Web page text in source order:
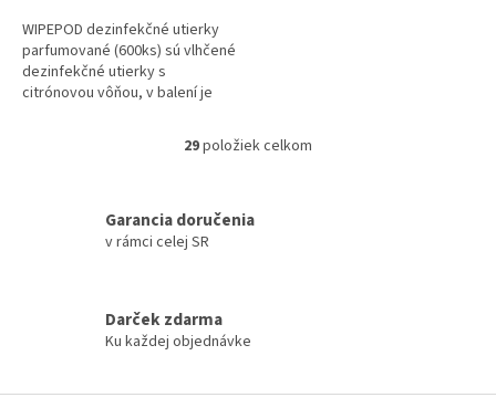
WIPEPOD dezinfekčné utierky
parfumované (600ks) sú vlhčené
dezinfekčné utierky s
citrónovou vôňou, v balení je
a vírusy v priebehu niekoľkých...
O
á
p
29položiek celkom
Garancia doručenia
v rámci celej SR
Darček zdarma
Ku každej objednávke